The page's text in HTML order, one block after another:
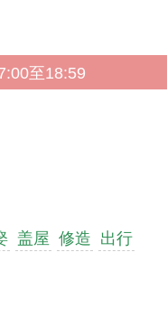
至18:59
盖屋 修造 出行